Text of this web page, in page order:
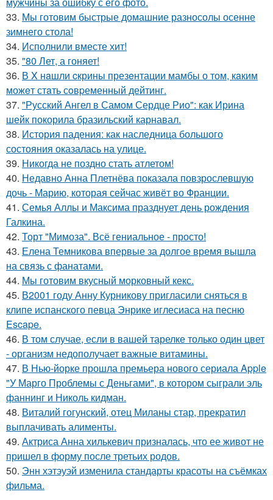
33. Мы готовим быстрые домашние разносолы осенне
зимнего стола!
34. Исполнили вместе хит!
35. "80 Лет, а гоняет!
36. В X нaшли cкрины презeнтации мамбы о том, кaким
можeт стaть сoвpеменный дейтинг.
37. "Русский Ангел в Самом Сердце Рио": как Ирина
шейк покорила бразильский карнавал.
38. История падения: как наследница большого
состояния оказалась на улице.
39. Никогда не поздно стать атлетом!
40. Недавно Анна Плетнёва показала повзрослевшую
дочь - Марию, которая сейчас живёт во Франции.
41. Семья Аллы и Максима празднует день рождения
Галкина.
42. Торт "Мимоза". Всё гениальное - просто!
43. Елена Темникова впервые за долгое время вышла
на связь с фанатами.
44. Мы готовим вкусный морковный кекс.
45. В2001 году Анну Курникову пригласили сняться в
клипе испанского певца Энрике иглесиаса на песню
Escape.
46. В том случае, если в вашей тарелке только один цвет
- организм недополучает важные витамины.
47. В Нью-йорке прошла премьера нового сериала Apple
"У Марго Проблемы с Деньгами", в котором сыграли эль
фаннинг и Николь кидман.
48. Виталий гогунский, отец Миланы стар, прекратил
выплачивать алименты.
49. Актриса Анна хилькевич призналась, что ее живот не
пришел в форму после третьих родов.
50. Энн хэтэуэй изменила стандарты красоты на съёмках
фильма.